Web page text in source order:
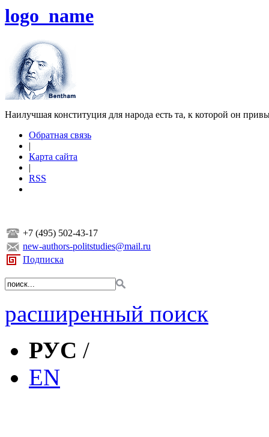
logo_name
Наилучшая конституция для народа есть та, к которой он
Обратная связь
|
Карта сайта
|
RSS
+7 (495) 502-43-17
new-authors-politstudies@mail.ru
Подписка
расширенный поиск
РУС /
EN